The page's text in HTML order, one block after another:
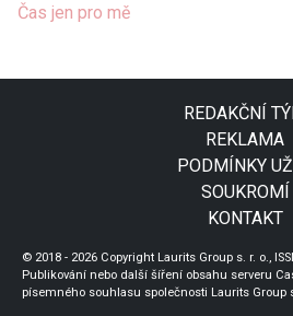
Čas jen pro mě
REDAKČNÍ
REKLAMA
PODMÍNKY
SOUKROMÍ
KONTAKT
© 2018 - 2026 Copyright Laurits Group s. r. o.,
Publikování nebo další šíření obsahu serveru
písemného souhlasu společnosti Laurits Group